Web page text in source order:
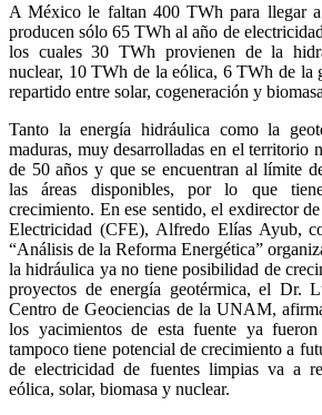
A México le faltan 400 TWh para llegar a
producen sólo 65 TWh al año de
los cuales 30 TWh provienen de la
nuclear, 10 TWh de la eólica, 6 TWh de la
repartido entre solar, cogeneración y
Tanto la energía hidráulica como la
maduras, muy desarrolladas en el territorio
de 50 años y que se encuentran al límite
las áreas disponibles, por lo que
crecimiento. En ese sentido, el exdirector
Electricidad (CFE), Alfredo Elías Ayub,
“Análisis de la Reforma Energética”
la hidráulica ya no tiene posibilidad de
proyectos de energía geotérmica, el Dr.
Centro de Geociencias de la UNAM,
los yacimientos de esta fuente ya
tampoco tiene potencial de crecimiento a
de electricidad de fuentes limpias va a
eólica, solar, biomasa y nuclear.